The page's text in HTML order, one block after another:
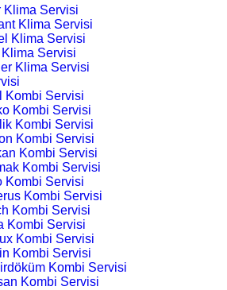
Klima Servisi
Klima Servisi
Klima Servisi
Servisi
Klima Servisi
Kombi Servisi
Kombi Servisi
Kombi Servisi
Kombi Servisi
Kombi Servisi
Kombi Servisi
Kombi Servisi
Kombi Servisi
Kombi Servisi
Kombi Servisi
Kombi Servisi
Kombi Servisi
Kombi Servisi
Kombi Servisi